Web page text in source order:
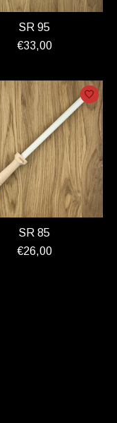
SR 95
€33,00
SR 85
€26,00